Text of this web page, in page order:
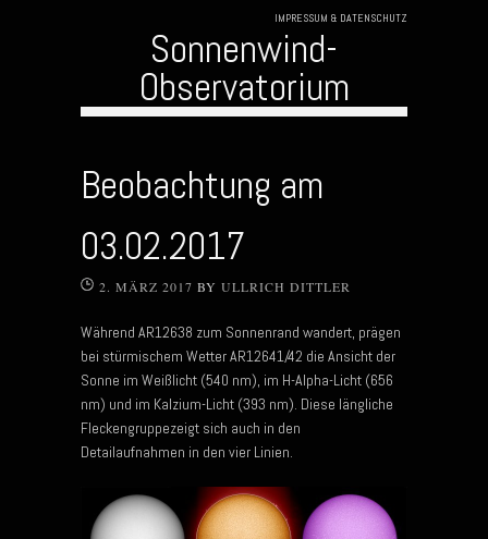
IMPRESSUM & DATENSCHUTZ
Sonnenwind-
Observatorium
Beobachtung am
03.02.2017
2. MÄRZ 2017 BY ULLRICH DITTLER
Während AR12638 zum Sonnenrand wandert, prägen
bei stürmischem Wetter AR12641/42 die Ansicht der
Sonne im Weißlicht (540 nm), im H-Alpha-Licht (656
nm) und im Kalzium-Licht (393 nm). Diese längliche
Fleckengruppezeigt sich auch in den
Detailaufnahmen in den vier Linien.